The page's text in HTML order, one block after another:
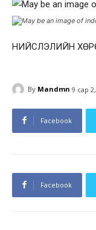
НИЙСЛЭЛИЙН
By Mandmn 9 сар
Facebook
Facebook